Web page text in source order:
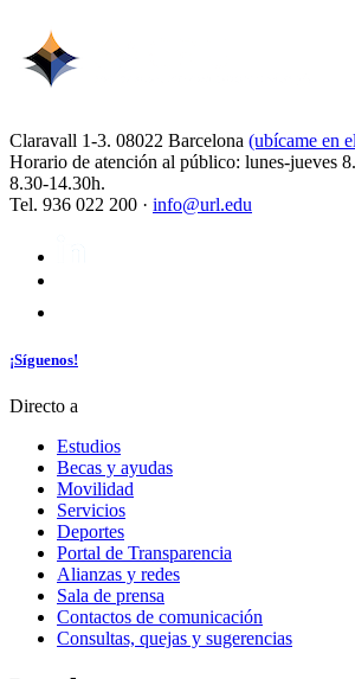
Claravall 1-3. 08022 Barcelona (ubícame en
Horario de atención al público: lunes-jueves
8.30-14.30h.
Tel. 936 022 200 · info@url.edu
¡Síguenos!
Directo a
Estudios
Becas y ayudas
Movilidad
Servicios
Deportes
Portal de Transparencia
Alianzas y redes
Sala de prensa
Contactos de comunicación
Consultas, quejas y sugerencias